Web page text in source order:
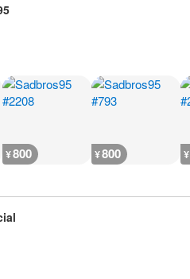
¥800 ¥800 ¥